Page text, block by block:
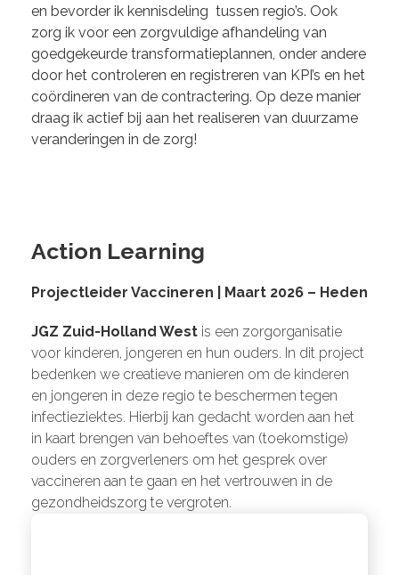
en bevorder ik kennisdeling tussen regio’s. Ook
zorg ik voor een zorgvuldige afhandeling van
goedgekeurde transformatieplannen, onder andere
door het controleren en registreren van KPI’s en het
coördineren van de contractering. Op deze manier
draag ik actief bij aan het realiseren van duurzame
veranderingen in de zorg!
Action Learning
Projectleider Vaccineren | Maart 2026 – Heden
JGZ Zuid-Holland West is een zorgorganisatie
voor kinderen, jongeren en hun ouders. In dit project
bedenken we creatieve manieren om de kinderen
en jongeren in deze regio te beschermen tegen
infectieziektes. Hierbij kan gedacht worden aan het
in kaart brengen van behoeftes van (toekomstige)
ouders en zorgverleners om het gesprek over
vaccineren aan te gaan en het vertrouwen in de
gezondheidszorg te vergroten.